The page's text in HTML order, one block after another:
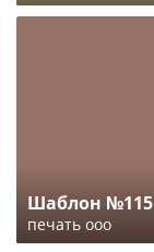
Шаблон №115
печать ооо